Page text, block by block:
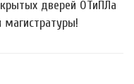
дверей ОТиПЛа
магистратуры!